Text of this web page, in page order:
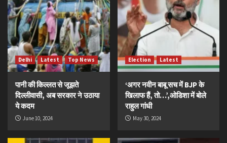
Delhi Latest Top News
पानी की किल्लत से जूझते
दिल्लीवासी, अब सरकार ने उठाया
ये कदम
June 10, 2024
Election Latest
‘अगर नवीन बाबू सच में BJP के
खिलाफ हैं, तो…’,ओडिशा में बोले
राहुल गांधी
May 30, 2024